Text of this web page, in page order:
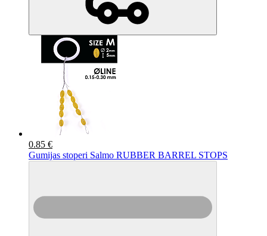
0.85 €
Gumijas stoperi Salmo RUBBER BARREL STOPS